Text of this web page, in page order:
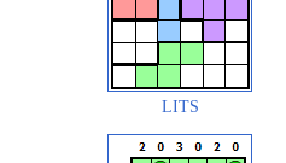
LITS